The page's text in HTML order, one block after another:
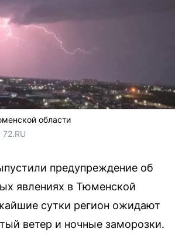
области
72.RU
предупреждение об
явлениях в Тюменской
сутки регион ожидают
ветер и ночные заморозки.